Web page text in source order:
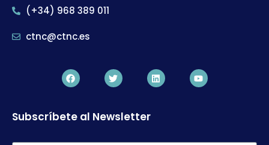
(+34) 968 389 011
ctnc@ctnc.es
Subscríbete al Newsletter